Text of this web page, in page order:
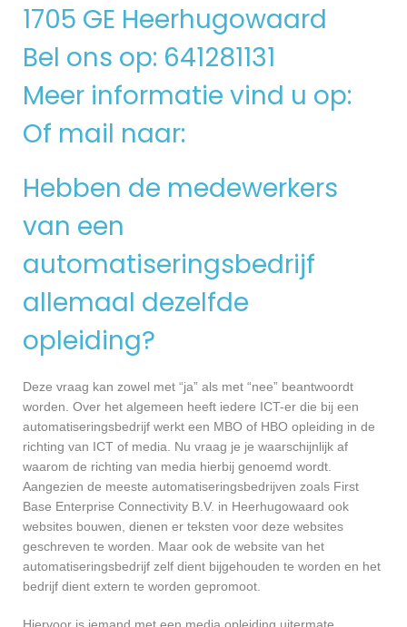
1705 GE Heerhugowaard
Bel ons op: 641281131
Meer informatie vind u op:
Of mail naar:
Hebben de medewerkers
van een
automatiseringsbedrijf
allemaal dezelfde
opleiding?
Deze vraag kan zowel met “ja” als met “nee” beantwoordt
worden. Over het algemeen heeft iedere ICT-er die bij een
automatiseringsbedrijf werkt een MBO of HBO opleiding in de
richting van ICT of media. Nu vraag je je waarschijnlijk af
waarom de richting van media hierbij genoemd wordt.
Aangezien de meeste automatiseringsbedrijven zoals First
Base Enterprise Connectivity B.V. in Heerhugowaard ook
websites bouwen, dienen er teksten voor deze websites
geschreven te worden. Maar ook de website van het
automatiseringsbedrijf zelf dient bijgehouden te worden en het
bedrijf dient extern te worden gepromoot.